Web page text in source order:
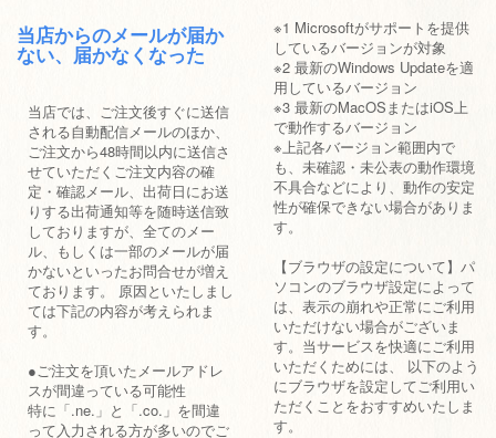
当店からのメールが届か
ない、届かなくなった
当店では、ご注文後すぐに送信
される自動配信メールのほか、
ご注文から48時間以内に送信さ
せていただくご注文内容の確
定・確認メール、出荷日にお送
りする出荷通知等を随時送信致
しておりますが、全てのメー
ル、もしくは一部のメールが届
かないといったお問合せが増え
ております。 原因といたしまし
ては下記の内容が考えられま
す。
●ご注文を頂いたメールアドレ
スが間違っている可能性
特に「.ne.」と「.co.」を間違
って入力される方が多いのでご
※1 Microsoftがサポートを提供
しているバージョンが対象
※2 最新のWindows Updateを適
用しているバージョン
※3 最新のMacOSまたはiOS上
で動作するバージョン
※上記各バージョン範囲内で
も、未確認・未公表の動作環境
不具合などにより、動作の安定
性が確保できない場合がありま
す。
【ブラウザの設定について】パ
ソコンのブラウザ設定によって
は、表示の崩れや正常にご利用
いただけない場合がございま
す。当サービスを快適にご利用
いただくためには、 以下のよう
にブラウザを設定してご利用い
ただくことをおすすめいたしま
す。